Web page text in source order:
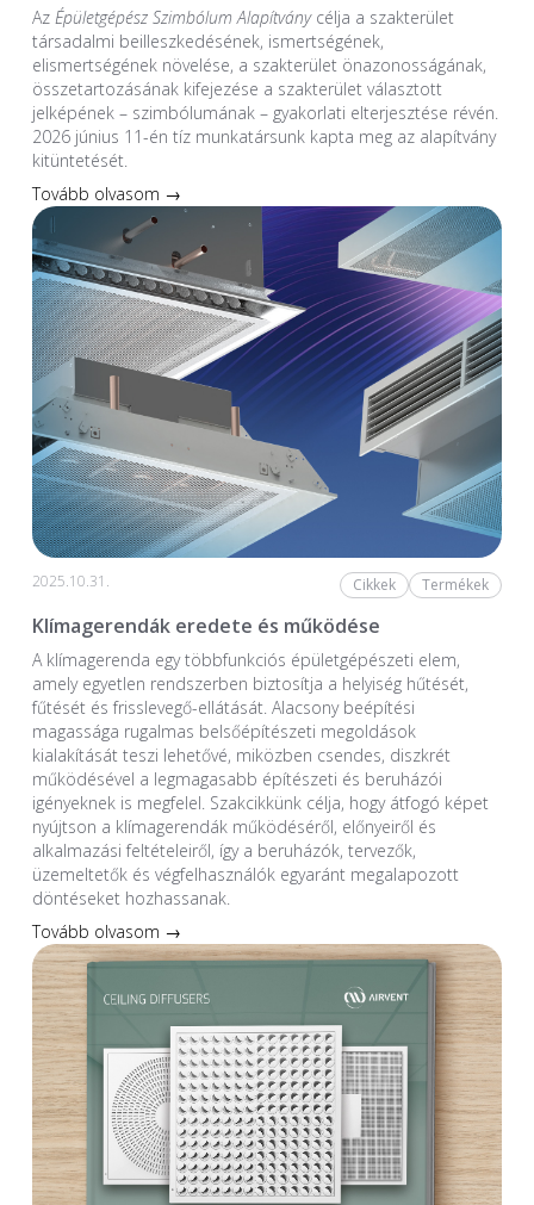
Az Épületgépész Szimbólum Alapítványcélja a szakterület
társadalmi beilleszkedésének, ismertségének,
elismertségének növelése, a szakterület önazonosságának,
összetartozásának kifejezése a szakterület választott
jelképének – szimbólumának – gyakorlati elterjesztése révén.
2026 június 11-én tíz munkatársunk kapta meg az alapítvány
kitüntetését.
Tovább olvasom →
2025.10.31. Cikkek Termékek
Klímagerendák eredete és működése
A klímagerenda egy többfunkciós épületgépészeti elem,
amely egyetlen rendszerben biztosítja a helyiség hűtését,
fűtését és frisslevegő-ellátását. Alacsony beépítési
magassága rugalmas belsőépítészeti megoldások
kialakítását teszi lehetővé, miközben csendes, diszkrét
működésével a legmagasabb építészeti és beruházói
igényeknek is megfelel. Szakcikkünk célja, hogy átfogó képet
nyújtson a klímagerendák működéséről, előnyeiről és
alkalmazási feltételeiről, így a beruházók, tervezők,
üzemeltetők és végfelhasználók egyaránt megalapozott
döntéseket hozhassanak.
Tovább olvasom →